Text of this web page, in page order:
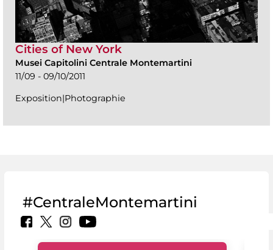
Cities of New York
Musei Capitolini Centrale Montemartini
11/09 - 09/10/2011
Exposition|Photographie
#CentraleMontemartini